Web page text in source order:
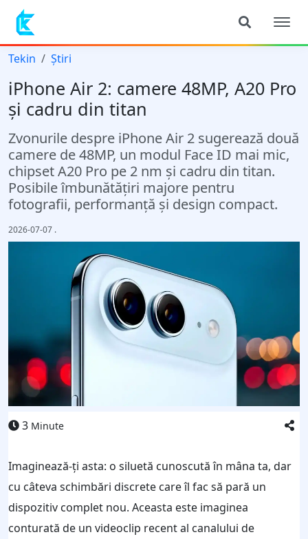
Tekin Știri
iPhone Air 2: camere 48MP, A20 Pro
și cadru din titan
Zvonurile despre iPhone Air 2 sugerează două
camere de 48MP, un modul Face ID mai mic,
chipset A20 Pro pe 2 nm și cadru din titan.
Posibile îmbunătățiri majore pentru
fotografii, performanță și design compact.
2026-07-07 .
3 Minute
Imaginează-ți asta: o siluetă cunoscută în mâna ta, dar
cu câteva schimbări discrete care îl fac să pară un
dispozitiv complet nou. Aceasta este imaginea
conturată de un videoclip recent al canalului de